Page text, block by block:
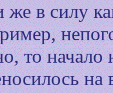
же в силу
то начало
на